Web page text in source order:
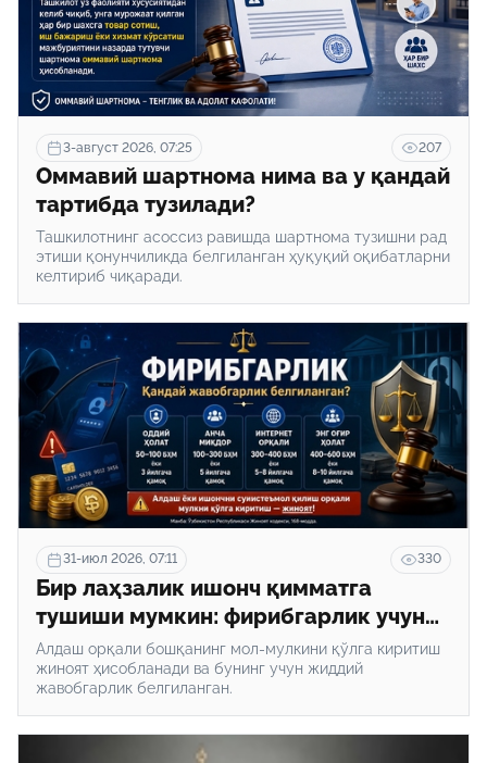
3-август 2026, 07:25 207
Оммавий шартнома нима ва у қандай
тартибда тузилади?
Ташкилотнинг асоссиз равишда шартнома тузишни рад
этиши қонунчиликда белгиланган ҳуқуқий оқибатларни
келтириб чиқаради.
31-июл 2026, 07:11 330
Бир лаҳзалик ишонч қимматга
тушиши мумкин: фирибгарлик учун
қандай жавобгарлик белгиланган?
Алдаш орқали бошқанинг мол-мулкини қўлга киритиш
жиноят ҳисобланади ва бунинг учун жиддий
жавобгарлик белгиланган.